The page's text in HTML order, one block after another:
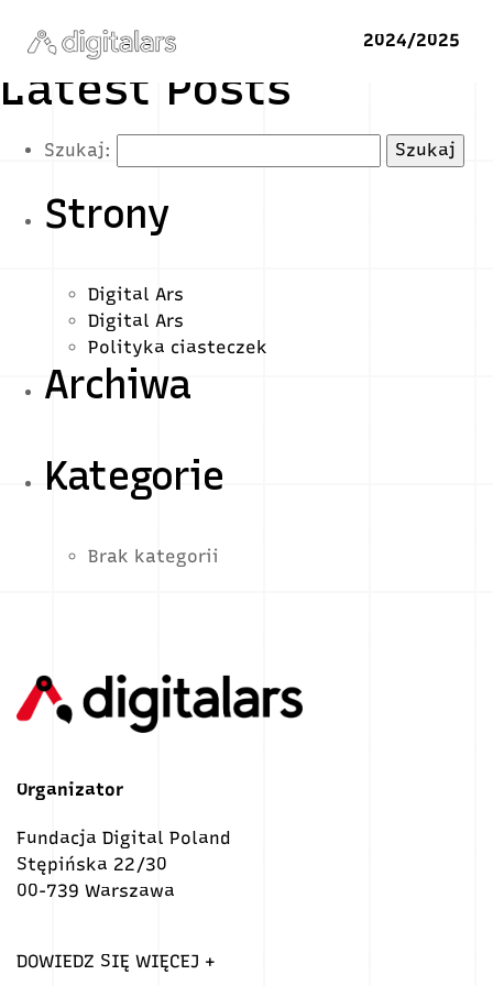
2024/2025
Latest Posts
Szukaj:
Strony
Digital Ars
Digital Ars
Polityka ciasteczek
Archiwa
Kategorie
Brak kategorii
Organizator
Fundacja Digital Poland
Stępińska 22/30
00-739 Warszawa
DOWIEDZ SIĘ WIĘCEJ +